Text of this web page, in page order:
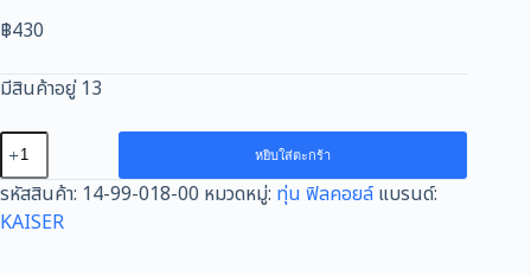
฿430
มีสินค้าอยู่ 13
จำนวน
ทุ่น
สว่าน
กระแทก
หยิบใส่ตะกร้า
รหัสสินค้า: 14-99-018-00 หมวดหมู่: ทุ่น ฟิลคอยล์ แบรนด์:
KAISER